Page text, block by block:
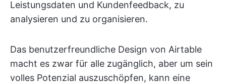
Leistungsdaten und Kundenfeedback, zu
analysieren und zu organisieren.
Das benutzerfreundliche Design von Airtable
macht es zwar für alle zugänglich, aber um sein
volles Potenzial auszuschöpfen, kann eine